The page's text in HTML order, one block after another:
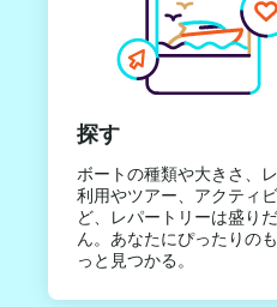
探す
ボートの種類や大きさ、
利用やツアー、アクティ
ど、レパートリーは盛り
ん。あなたにぴったりの
っと見つかる。